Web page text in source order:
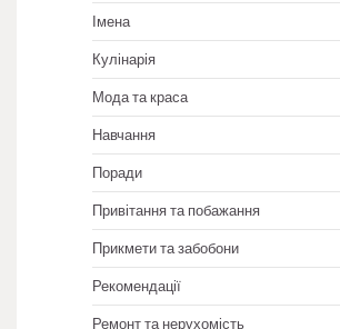
Імена
Кулінарія
Мода та краса
Навчання
Поради
Привітання та побажання
Прикмети та забобони
Рекомендації
Ремонт та нерухомість